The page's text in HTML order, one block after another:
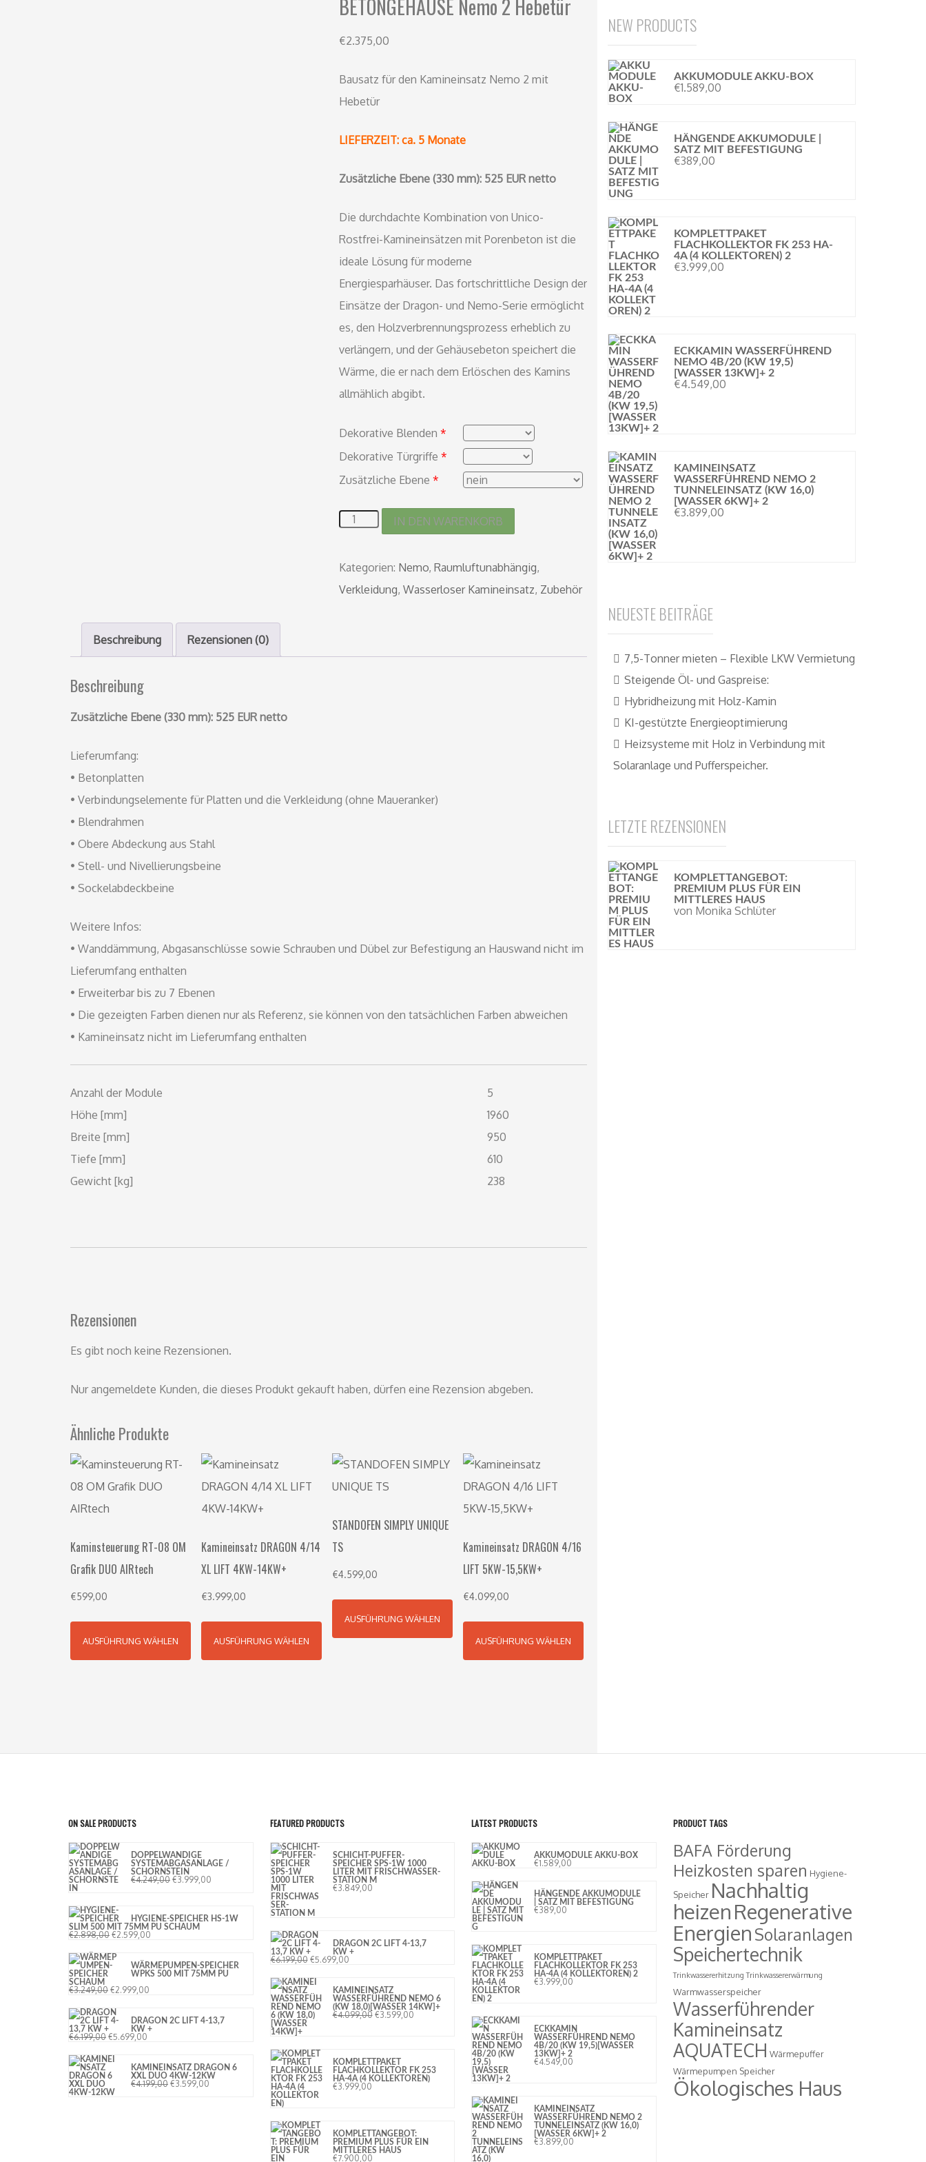
BETONGEHÄUSE Nemo 2 Hebetür
€2.375,00
Bausatz für den Kamineinsatz Nemo 2 mit
Hebetür
LIEFERZEIT: ca. 5 Monate
Zusätzliche Ebene (330 mm): 525 EUR netto
Die durchdachte Kombination von Unico-
Rostfrei-Kamineinsätzen mit Porenbeton ist die
ideale Lösung für moderne
Energiesparhäuser. Das fortschrittliche Design der
Einsätze der Dragon- und Nemo-Serie ermöglicht
es, den Holzverbrennungsprozess erheblich zu
verlängern, und der Gehäusebeton speichert die
Wärme, die er nach dem Erlöschen des Kamins
allmählich abgibt.
Dekorative Blenden *
Dekorative Türgriffe *
Zusätzliche Ebene *
IN DEN WARENKORB
Kategorien: Nemo, Raumluftunabhängig,
Verkleidung, Wasserloser Kamineinsatz, Zubehör
Beschreibung Rezensionen (0)
Beschreibung
Zusätzliche Ebene (330 mm): 525 EUR netto
Lieferumfang:
• Betonplatten
• Verbindungselemente für Platten und die Verkleidung (ohne Maueranker)
• Blendrahmen
• Obere Abdeckung aus Stahl
• Stell- und Nivellierungsbeine
• Sockelabdeckbeine
Weitere Infos:
• Wanddämmung, Abgasanschlüsse sowie Schrauben und Dübel zur Befestigung an Hauswand nicht im
Lieferumfang enthalten
• Erweiterbar bis zu 7 Ebenen
• Die gezeigten Farben dienen nur als Referenz, sie können von den tatsächlichen Farben abweichen
• Kamineinsatz nicht im Lieferumfang enthalten
Anzahl der Module
5
Höhe [mm]
1960
Breite [mm]
950
Tiefe [mm]
610
Gewicht [kg]
238
Rezensionen
Es gibt noch keine Rezensionen.
Nur angemeldete Kunden, die dieses Produkt gekauft haben, dürfen eine Rezension abgeben.
Ähnliche Produkte
Kaminsteuerung RT-08 OM
Grafik DUO AIRtech
€599,00
AUSFÜHRUNG WÄHLEN
Kamineinsatz DRAGON 4/14
XL LIFT 4KW-14KW+
€3.999,00
AUSFÜHRUNG WÄHLEN
STANDOFEN SIMPLY UNIQUE
TS
€4.599,00
AUSFÜHRUNG WÄHLEN
Kamineinsatz DRAGON 4/16
LIFT 5KW-15,5KW+
€4.099,00
AUSFÜHRUNG WÄHLEN
NEW PRODUCTS
AKKUMODULE AKKU-BOX
€1.589,00
HÄNGENDE AKKUMODULE |
SATZ MIT BEFESTIGUNG
€389,00
KOMPLETTPAKET
FLACHKOLLEKTOR FK 253 HA-
4A (4 KOLLEKTOREN) 2
€3.999,00
ECKKAMIN WASSERFÜHREND
NEMO 4B/20 (KW 19,5)
[WASSER 13KW]+ 2
€4.549,00
KAMINEINSATZ
WASSERFÜHREND NEMO 2
TUNNELEINSATZ (KW 16,0)
[WASSER 6KW]+ 2
€3.899,00
NEUESTE BEITRÄGE
7,5-Tonner mieten – Flexible LKW Vermietung
Steigende Öl- und Gaspreise:
Hybridheizung mit Holz-Kamin
KI-gestützte Energieoptimierung
Heizsysteme mit Holz in Verbindung mit
Solaranlage und Pufferspeicher.
LETZTE REZENSIONEN
KOMPLETTANGEBOT:
PREMIUM PLUS FÜR EIN
MITTLERES HAUS
von Monika Schlüter
ON SALE PRODUCTS
DOPPELWANDIGE
SYSTEMABGASANLAGE /
SCHORNSTEIN
€4.249,00 €3.999,00
HYGIENE-SPEICHER HS-1W
SLIM 500 MIT 75MM PU SCHAUM
€2.898,00 €2.599,00
WÄRMEPUMPEN-SPEICHER
WPKS 500 MIT 75MM PU
SCHAUM
€3.249,00 €2.999,00
DRAGON 2C LIFT 4-13,7
KW +
€6.199,00 €5.699,00
KAMINEINSATZ DRAGON 6
XXL DUO 4KW-12KW
€4.199,00 €3.599,00
FEATURED PRODUCTS
SCHICHT-PUFFER-
SPEICHER SPS-1W 1000
LITER MIT FRISCHWASSER-
STATION M
€3.849,00
DRAGON 2C LIFT 4-13,7
KW +
€6.199,00 €5.699,00
KAMINEINSATZ
WASSERFÜHREND NEMO 6
(KW 18,0)[WASSER 14KW]+
€4.099,00 €3.599,00
KOMPLETTPAKET
FLACHKOLLEKTOR FK 253
HA-4A (4 KOLLEKTOREN)
€3.999,00
KOMPLETTANGEBOT:
PREMIUM PLUS FÜR EIN
MITTLERES HAUS
€7.900,00
LATEST PRODUCTS
AKKUMODULE AKKU-BOX
€1.589,00
HÄNGENDE AKKUMODULE
| SATZ MIT BEFESTIGUNG
€389,00
KOMPLETTPAKET
FLACHKOLLEKTOR FK 253
HA-4A (4 KOLLEKTOREN) 2
€3.999,00
ECKKAMIN
WASSERFÜHREND NEMO
4B/20 (KW 19,5)[WASSER
13KW]+ 2
€4.549,00
KAMINEINSATZ
WASSERFÜHREND NEMO 2
TUNNELEINSATZ (KW 16,0)
[WASSER 6KW]+ 2
€3.899,00
PRODUCT TAGS
BAFA Förderung
Heizkosten sparen Hygiene-
Speicher Nachhaltig
heizenRegenerative
Energien Solaranlagen
Speichertechnik
Trinkwassererhitzung Trinkwassererwärmung
Warmwasserspeicher
Wasserführender
Kamineinsatz
AQUATECH Wärmepuffer
Wärmepumpen Speicher
Ökologisches Haus